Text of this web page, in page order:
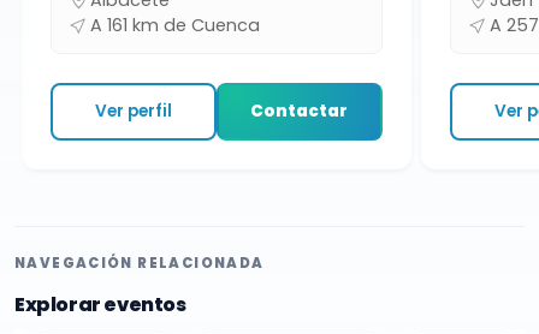
A 161 km de Cuenca
Ver perfil Contactar
A 257
Ver
NAVEGACIÓN RELACIONADA
Explorar eventos